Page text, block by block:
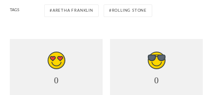
TAGS ARETHA FRANKLIN ROLLING STONE
0 0